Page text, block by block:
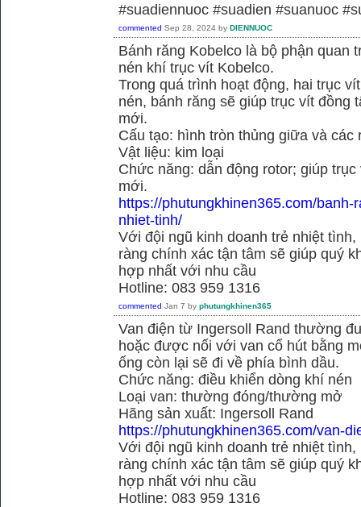
#suadiennuoc #suadien #suanuoc
commented Sep 28, 2024 by DIENNUOC
Bánh răng Kobelco là bộ phận quan
nén khí trục vít Kobelco.
Trong quá trình hoạt động, hai trục
nén, bánh răng sẽ giúp trục vít đồng
mới.
Cấu tạo: hình tròn thủng giữa và các
Vật liệu: kim loại
Chức năng: dẫn động rotor; giúp
mới.
https://phutungkhinen365.com/
nhiet-tinh/
Với đội ngũ kinh doanh trẻ nhiệt
ràng chính xác tận tâm sẽ giúp quý
hợp nhất với nhu cầu
Hotline: 083 959 1316
commented Jan 7 by phutungkhinen365
Van điện từ Ingersoll Rand thường
hoặc được nối với van cổ hút bằng
ống còn lại sẽ đi về phía bình dầu.
Chức năng: điều khiển dòng khí nén
Loại van: thường đóng/thường mở
Hãng sản xuất: Ingersoll Rand
https://phutungkhinen365.com/van-
Với đội ngũ kinh doanh trẻ nhiệt
ràng chính xác tận tâm sẽ giúp quý
hợp nhất với nhu cầu
Hotline: 083 959 1316